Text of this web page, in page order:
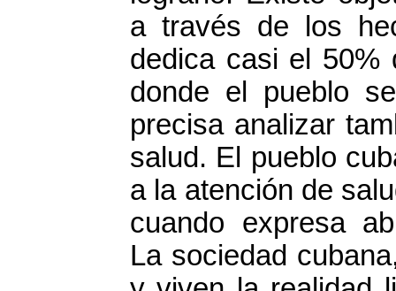
a través de los
dedica casi el 50%
donde el pueblo
precisa analizar
salud. El pueblo
a la atención de
cuando expresa
La sociedad